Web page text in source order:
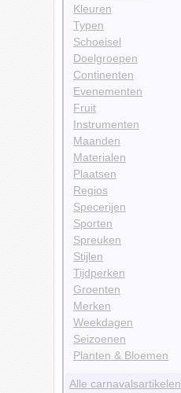
Kleuren
Typen
Schoeisel
Doelgroepen
Continenten
Evenementen
Fruit
Instrumenten
Maanden
Materialen
Plaatsen
Regios
Specerijen
Sporten
Spreuken
Stijlen
Tijdperken
Groenten
Merken
Weekdagen
Seizoenen
Planten & Bloemen
Alle carnavalsartikelen